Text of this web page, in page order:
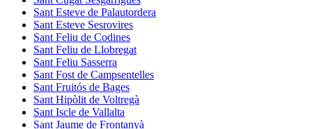
Sant Esteve de Palautordera
Sant Esteve Sesrovires
Sant Feliu de Codines
Sant Feliu de Llobregat
Sant Feliu Sasserra
Sant Fost de Campsentelles
Sant Fruitós de Bages
Sant Hipòlit de Voltregà
Sant Iscle de Vallalta
Sant Jaume de Frontanyà